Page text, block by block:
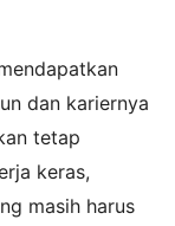
dan kariernya
tetap
keras,
masih harus